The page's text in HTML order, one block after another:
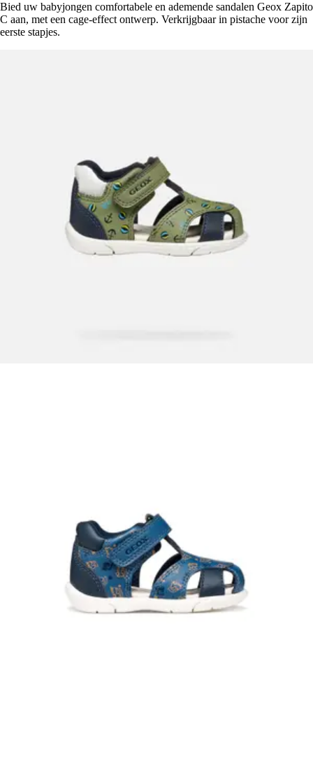
Bied uw babyjongen comfortabele en ademende sandalen Geox Zapito
C aan, met een cage-effect ontwerp. Verkrijgbaar in pistache voor zijn
eerste stapjes.